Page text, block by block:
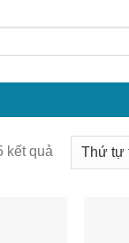
kết quảĐược
sắp